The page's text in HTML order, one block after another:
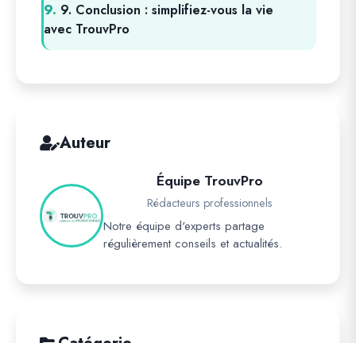
9. 9. Conclusion : simplifiez-vous la vie
avec TrouvPro
Auteur
Équipe TrouvPro
Rédacteurs professionnels
Notre équipe d'experts partage
régulièrement conseils et actualités.